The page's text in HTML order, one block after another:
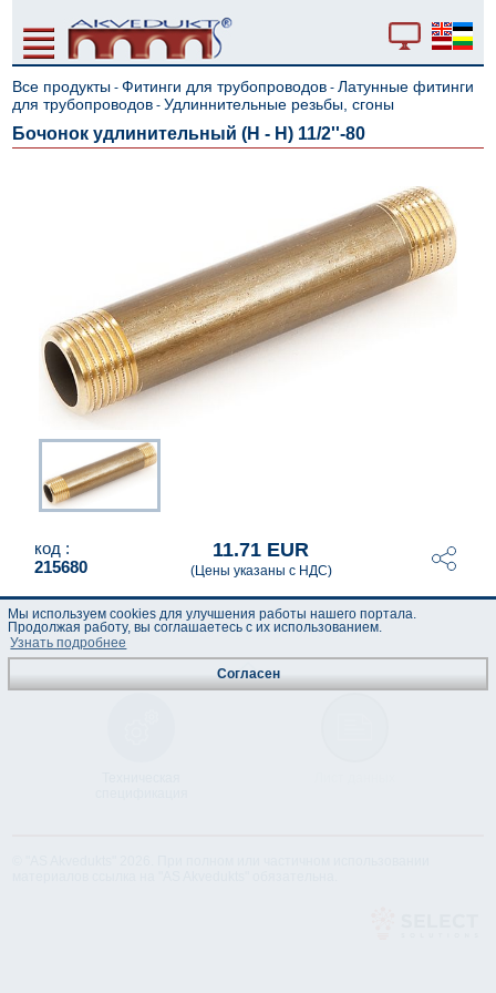
Все продукты -Фитинги для трубопроводов -Латунные фитинги
для трубопроводов -Удлиннительные резьбы, сгоны
Бочонок удлинительный (H - Н) 11/2''-80
код :
215680
11.71 EUR
(Цены указаны с НДС)
Мы используем cookies для улучшения работы нашего портала.
Продолжая работу, вы соглашаетесь с их использованием.
Узнать подробнее
Согласен